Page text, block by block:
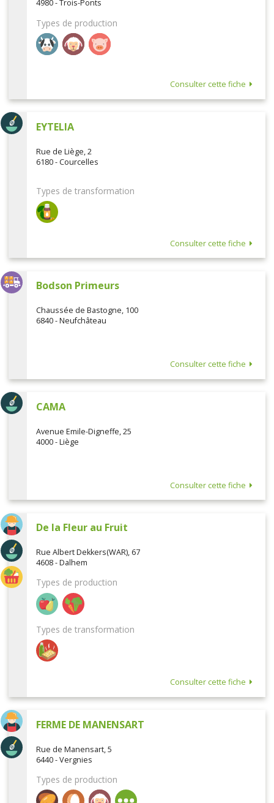
4980 - Trois-Ponts
Types de production
Consulter cette fiche
EYTELIA
Rue de Liège, 2
6180 - Courcelles
Types de transformation
Consulter cette fiche
Bodson Primeurs
Chaussée de Bastogne, 100
6840 - Neufchâteau
Consulter cette fiche
CAMA
Avenue Emile-Digneffe, 25
4000 - Liège
Consulter cette fiche
De la Fleur au Fruit
Rue Albert Dekkers(WAR), 67
4608 - Dalhem
Types de production
Types de transformation
Consulter cette fiche
FERME DE MANENSART
Rue de Manensart, 5
6440 - Vergnies
Types de production